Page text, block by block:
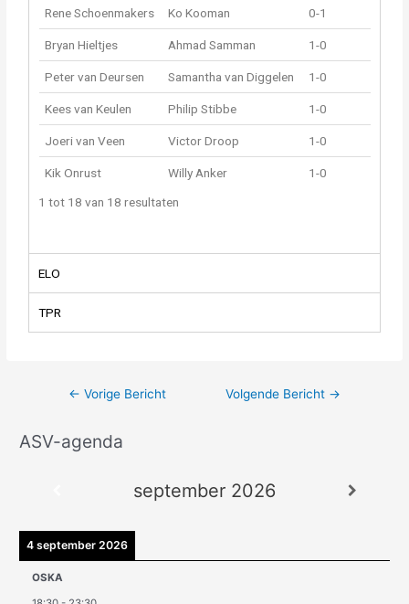
Rene Schoenmakers Ko Kooman 0-1
Bryan Hieltjes Ahmad Samman 1-0
Peter van Deursen Samantha van Diggelen 1-0
Kees van Keulen Philip Stibbe 1-0
Joeri van Veen Victor Droop 1-0
Kik Onrust Willy Anker
1-0
1 tot 18 van 18 resultaten
ELO
TPR
← Vorige Bericht Volgende Bericht →
ASV-agenda
september 2026
4 september 2026
OSKA
A
e